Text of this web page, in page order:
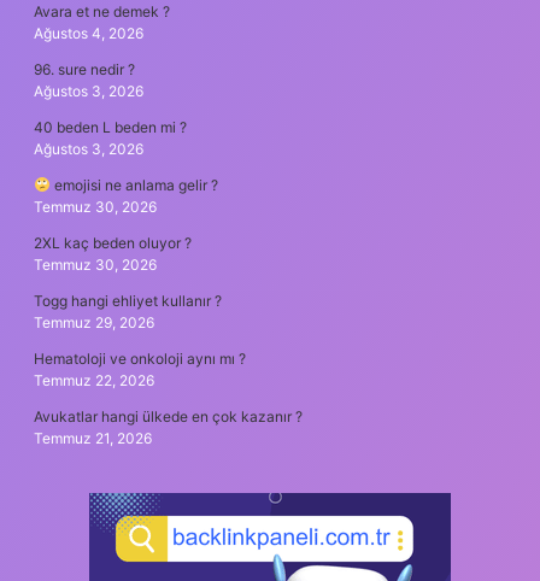
Avara et ne demek ?
Ağustos 4, 2026
96. sure nedir ?
Ağustos 3, 2026
40 beden L beden mi ?
Ağustos 3, 2026
emojisi ne anlama gelir ?
Temmuz 30, 2026
2XL kaç beden oluyor ?
Temmuz 30, 2026
Togg hangi ehliyet kullanır ?
Temmuz 29, 2026
Hematoloji ve onkoloji aynı mı ?
Temmuz 22, 2026
Avukatlar hangi ülkede en çok kazanır ?
Temmuz 21, 2026